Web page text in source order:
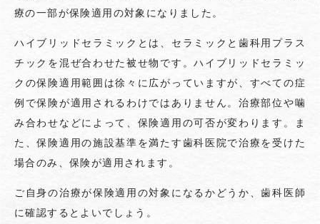
療の一部が保険適用の対象になりました。
ハイブリッドセラミックとは、セラミックと歯科用プラス
チックを混ぜ合わせた被せ物です。ハイブリッドセラミッ
クの保険適用範囲は徐々に広がっていますが、すべての症
例で保険が適用されるわけではありません。治療部位や噛
み合わせなどによって、保険適用の可否が変わります。ま
た、保険適用の施設基準を満たす歯科医院で治療を受けた
場合のみ、保険が適用されます。
ご自身の治療が保険適用の対象になるかどうか、歯科医師
に確認するとよいでしょう。